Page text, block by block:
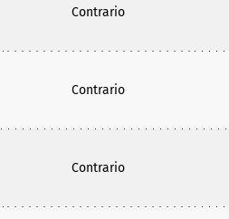
Contrario
Contrario
Contrario